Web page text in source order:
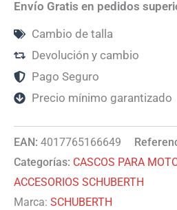
Envío Gratis en pedidos
Cambio de talla
Devolución y cambio
Pago Seguro
Precio mínimo garantizado
EAN: 4017765166649
Categorías: CASCOS PARA
ACCESORIOS SCHUBERTH
Marca: SCHUBERTH